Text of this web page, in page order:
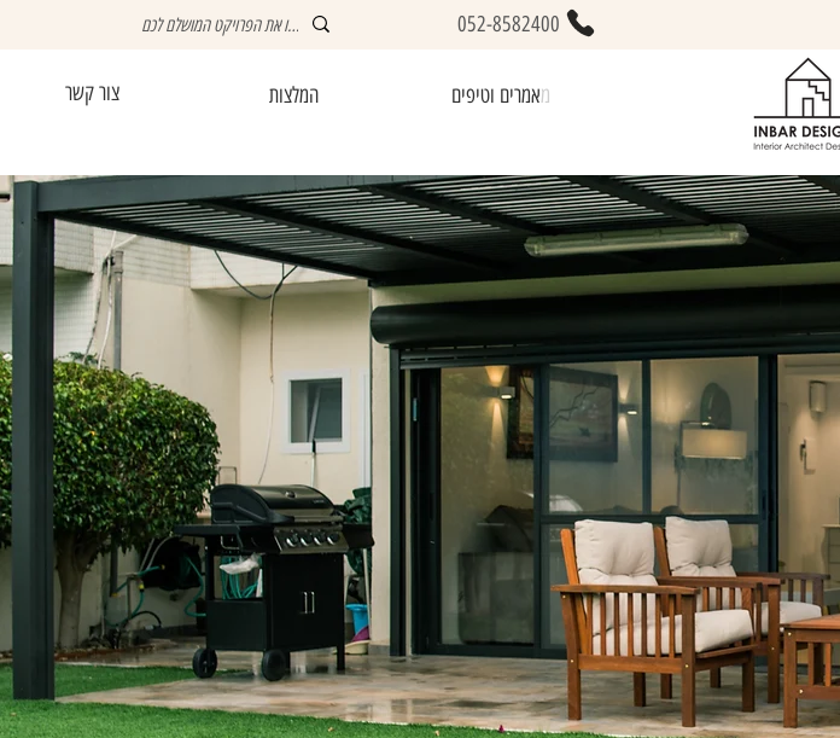
052-8582400
צור קשר המלצות מאמרים וטיפים